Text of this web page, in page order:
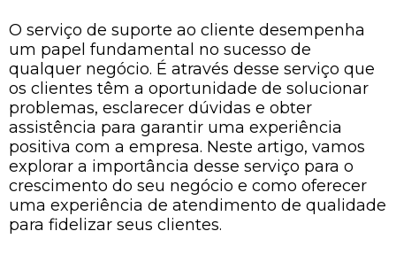
O serviço de suporte ao cliente desempenha
um papel fundamental no sucesso de
qualquer negócio. É através desse serviço que
os clientes têm a oportunidade de solucionar
problemas, esclarecer dúvidas e obter
assistência para garantir uma experiência
positiva com a empresa. Neste artigo, vamos
explorar a importância desse serviço para o
crescimento do seu negócio e como oferecer
uma experiência de atendimento de qualidade
para fidelizar seus clientes.